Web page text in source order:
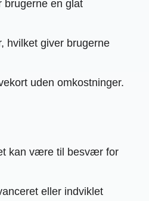
brugerne en glat
hvilket giver brugerne
uden omkostninger.
kan være til besvær for
eller indviklet